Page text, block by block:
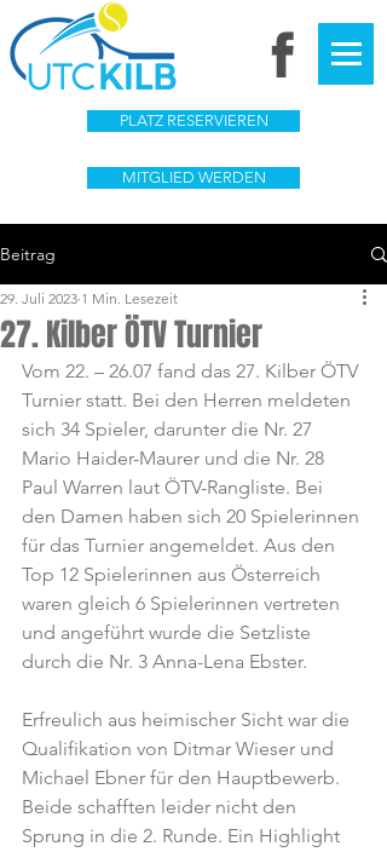
PLATZ RESERVIEREN
MITGLIED WERDEN
Beitrag
27. Kilber ÖTV Turnier
29. Juli 2023 1 Min. Lesezeit
Vom 22. – 26.07 fand das 27. Kilber ÖTV
Turnier statt. Bei den Herren meldeten
sich 34 Spieler, darunter die Nr. 27
Mario Haider-Maurer und die Nr. 28
Paul Warren laut ÖTV-Rangliste. Bei
den Damen haben sich 20 Spielerinnen
für das Turnier angemeldet. Aus den
Top 12 Spielerinnen aus Österreich
waren gleich 6 Spielerinnen vertreten
und angeführt wurde die Setzliste
durch die Nr. 3 Anna-Lena Ebster.
Erfreulich aus heimischer Sicht war die
Qualifikation von Ditmar Wieser und
Michael Ebner für den Hauptbewerb.
Beide schafften leider nicht den
Sprung in die 2. Runde. Ein Highlight